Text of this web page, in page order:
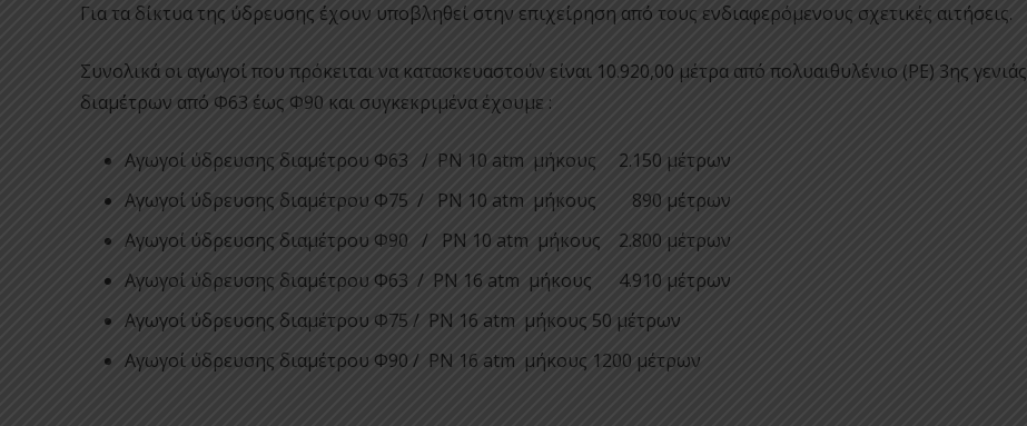
Για τα δίκτυα της ύδρευσης έχουν υποβληθεί στην επιχείρηση από τους ενδιαφερόμενους σχετικές αιτήσεις.
Συνολικά οι αγωγοί που πρόκειται να κατασκευαστούν είναι 10.920,00 μέτρα από πολυαιθυλένιο (ΡΕ) 3ης γενιάς
διαμέτρων από Φ63 έως Φ90 και συγκεκριμένα έχουμε :
Αγωγοί ύδρευσης διαμέτρου Φ63 / ΡΝ 10 atm μήκους 2.150 μέτρων
Αγωγοί ύδρευσης διαμέτρου Φ75 / ΡΝ 10 atm μήκους 890 μέτρων
Αγωγοί ύδρευσης διαμέτρου Φ90 / ΡΝ 10 atm μήκους 2.800 μέτρων
Αγωγοί ύδρευσης διαμέτρου Φ63 / ΡΝ 16 atm μήκους 4.910 μέτρων
Αγωγοί ύδρευσης διαμέτρου Φ75 / ΡΝ 16 atm μήκους 50 μέτρων
Αγωγοί ύδρευσης διαμέτρου Φ90 / ΡΝ 16 atm μήκους 1200 μέτρων